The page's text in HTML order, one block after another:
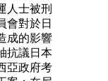
人士被刑
會對於日
成的影響
抗議日本
亞政府考